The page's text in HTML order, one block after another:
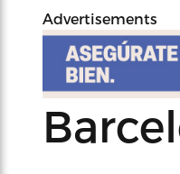
Advertisements